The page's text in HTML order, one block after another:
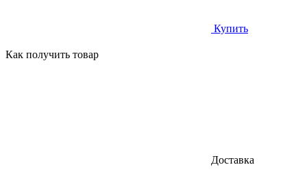
Купить
Как получить товар
Доставка